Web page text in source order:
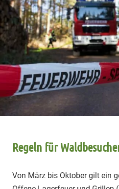
Regeln für
Von März bis Oktober gilt ein